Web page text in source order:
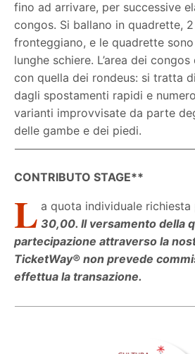
fino ad arrivare, per successive
congos. Si ballano in quadrette,
fronteggiano, e le quadrette
lunghe schiere. L’area dei
con quella dei rondeus: si tratta
dagli spostamenti rapidi e
varianti improvvisate da parte
delle gambe e dei piedi.
CONTRIBUTO STAGE**
L a quota individuale
30,00. Il versamento della
partecipazione attraverso la
TicketWay® non prevede
effettua la transazione.